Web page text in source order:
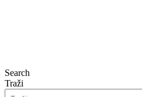
Search
Traži